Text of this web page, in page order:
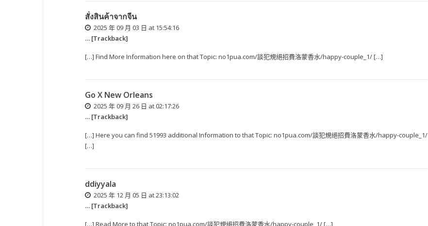
สั่งสินค้าจากจีน
2025 年 09 月 03 日 at 15:54:16
… [Trackback]
[…] Find More Information here on that Topic: no1pua.com/談犯規絕招費洛蒙香水/happy-couple_1/ […]
Go X New Orleans
2025 年 09 月 26 日 at 02:17:26
… [Trackback]
[…] Here you can find 51993 additional Information to that Topic: no1pua.com/談犯規絕招費洛蒙香水/happy-couple_1/
[…]
ddiyyala
2025 年 12 月 05 日 at 23:13:02
… [Trackback]
[…] Read More to that Topic: no1pua.com/談犯規絕招費洛蒙香水/happy-couple_1/ […]